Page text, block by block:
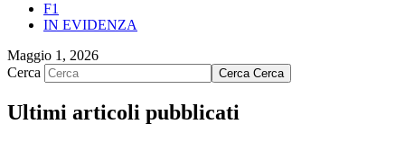
F1
IN EVIDENZA
Maggio 1, 2026
Cerca
Cerca Cerca
Ultimi articoli pubblicati